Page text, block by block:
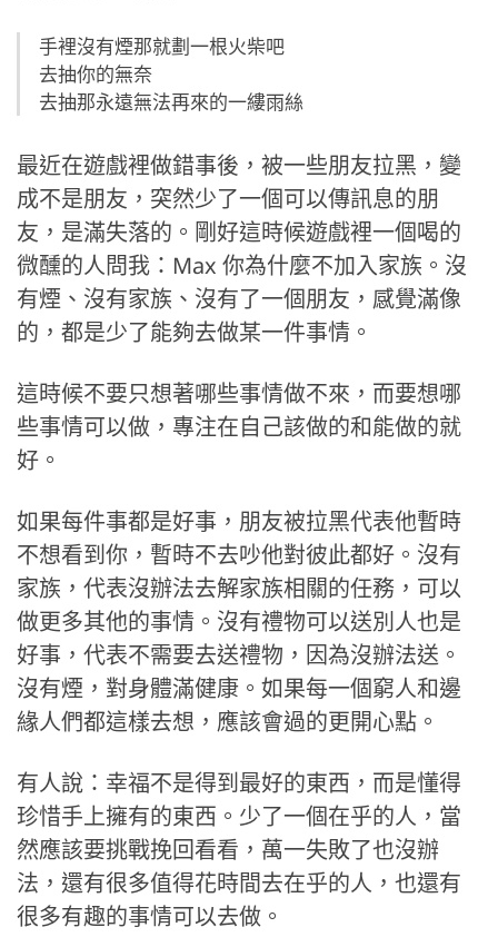
手裡沒有煙那就劃一根火柴吧
去抽你的無奈
去抽那永遠無法再來的一縷雨絲
最近在遊戲裡做錯事後，被一些朋友拉黑，變
成不是朋友，突然少了一個可以傳訊息的朋
友，是滿失落的。剛好這時候遊戲裡一個喝的
微醺的人問我：Max 你為什麼不加入家族。沒
有煙、沒有家族、沒有了一個朋友，感覺滿像
的，都是少了能夠去做某一件事情。
這時候不要只想著哪些事情做不來，而要想哪
些事情可以做，專注在自己該做的和能做的就
好。
如果每件事都是好事，朋友被拉黑代表他暫時
不想看到你，暫時不去吵他對彼此都好。沒有
家族，代表沒辦法去解家族相關的任務，可以
做更多其他的事情。沒有禮物可以送別人也是
好事，代表不需要去送禮物，因為沒辦法送。
沒有煙，對身體滿健康。如果每一個窮人和邊
緣人們都這樣去想，應該會過的更開心點。
有人說：幸福不是得到最好的東西，而是懂得
珍惜手上擁有的東西。少了一個在乎的人，當
然應該要挑戰挽回看看，萬一失敗了也沒辦
法，還有很多值得花時間去在乎的人，也還有
很多有趣的事情可以去做。